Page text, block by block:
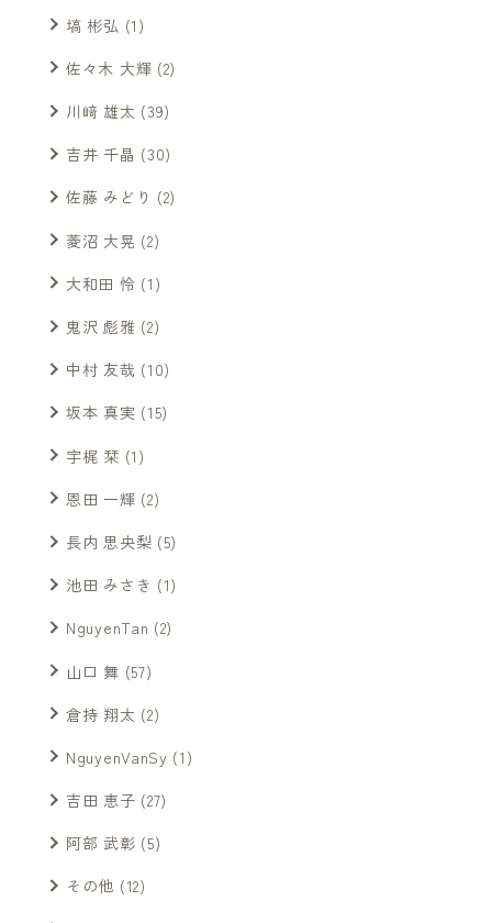
塙 彬弘 (1)
佐々木 大輝 (2)
川﨑 雄太 (39)
吉井 千晶 (30)
佐藤 みどり (2)
菱沼 大晃 (2)
大和田 怜 (1)
鬼沢 彪雅 (2)
中村 友哉 (10)
坂本 真実 (15)
宇梶 栞 (1)
恩田 一輝 (2)
長内 思央梨 (5)
池田 みさき (1)
NguyenTan (2)
山口 舞 (57)
倉持 翔太 (2)
NguyenVanSy (1)
吉田 恵子 (27)
阿部 武彰 (5)
その他 (12)